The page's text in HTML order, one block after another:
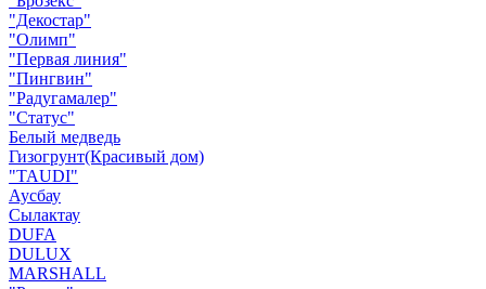
"Декостар"
"Олимп"
"Первая линия"
"Пингвин"
"Радугамалер"
"Статус"
Белый медведь
Гизогрунт(Красивый дом)
"TAUDI"
Аусбау
Сылактау
DUFA
DULUX
MARSHALL